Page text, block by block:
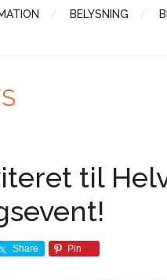
BELYSNING
til
Share Pin